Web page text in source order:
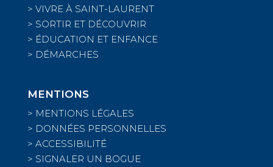
> VIVRE À SAINT-LAURENT
> SORTIR ET DÉCOUVRIR
> ÉDUCATION ET ENFANCE
> DÉMARCHES
MENTIONS
> MENTIONS LÉGALES
> DONNÉES PERSONNELLES
> ACCESSIBILITÉ
> SIGNALER UN BOGUE